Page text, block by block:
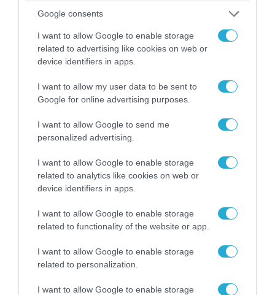
Google consents
I want to allow Google to enable storage
related to advertising like cookies on web or
device identifiers in apps.
I want to allow my user data to be sent to
Google for online advertising purposes.
I want to allow Google to send me
personalized advertising.
I want to allow Google to enable storage
related to analytics like cookies on web or
device identifiers in apps.
I want to allow Google to enable storage
related to functionality of the website or app.
I want to allow Google to enable storage
related to personalization.
I want to allow Google to enable storage
07.08.2026 | 20:02
Ο Γιάννης Αλαφούζος «τέλειωσε» τον
Κωνσταντίνο Ζούλα από τον ΣΚΑΪ – Ο λόγος της
απομάκρυνσής του